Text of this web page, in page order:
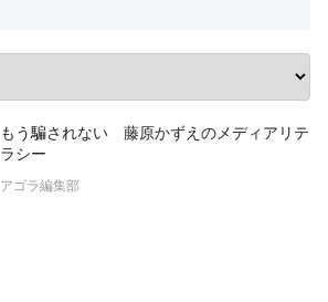
もう騙されない 藤原かずえのメディアリテ
ラシー
アゴラ編集部